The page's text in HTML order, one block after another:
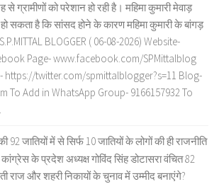
ग्रामीणों को परेशान हो रही है। महिमा कुमारी मेवाड़
सकता है कि सांसद होने के कारण महिमा कुमारी के बांगड़
BLOGGER ( 06-08-2026) Website-
Page- www.facebook.com/SPMittalblog
https://twitter.com/spmittalblogger?s=11 Blog-
To Add in WhatsApp Group- 9166157932 To
92 जातियों में से सिर्फ 10 जातियों के लोगों की ही राजनीति
कांग्रेस के प्रदेश अध्यक्ष गोविंद सिंह डोटासरा वंचित 82
राज और शहरी निकायों के चुनाव में उम्मीद बनाएंगे?